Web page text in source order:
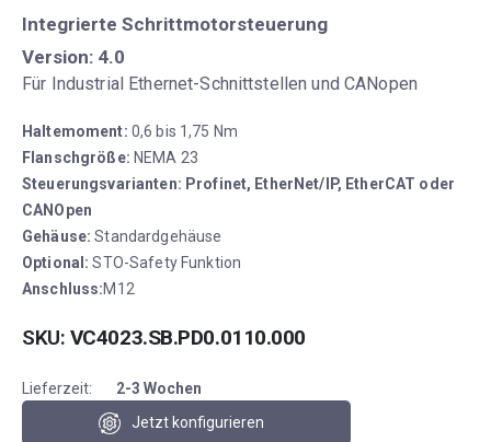
Integrierte Schrittmotorsteuerung
Version: 4.0
Für Industrial Ethernet-Schnittstellen und CANopen
Haltemoment: 0,6 bis 1,75 Nm
Flanschgröße: NEMA 23
Steuerungsvarianten: Profinet, EtherNet/IP, EtherCAT oder
CANOpen
Gehäuse: Standardgehäuse
Optional:STO-Safety Funktion
Anschluss:M12
SKU VC4023.SB.PD0.0110.000
Lieferzeit:
2-3 Wochen
Jetzt konfigurieren